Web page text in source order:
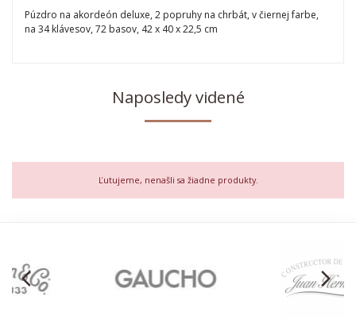
Púzdro na akordeón deluxe, 2 popruhy na chrbát, v čiernej farbe,
na 34 klávesov, 72 basov, 42 x 40 x 22,5 cm
Naposledy videné
Ľutujeme, nenašli sa žiadne produkty.
arrow_back_ios arrow_forward_ios